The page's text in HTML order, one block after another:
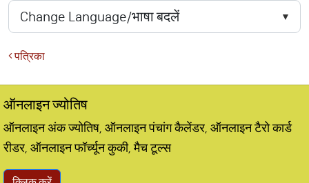
पत्रिका
ऑनलाइन ज्योतिष
ऑनलाइन अंक ज्योतिष, ऑनलाइन पंचांग कैलेंडर, ऑनलाइन टैरो कार्ड
रीडर, ऑनलाइन फॉर्च्यून कुकी, मैच टूल्स